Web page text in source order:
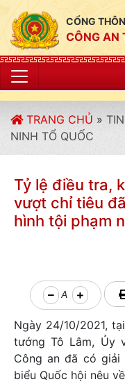
CỔNG
CÔNG AN
TRANG CHỦ »
NINH TỔ QUỐC
Tỷ lệ điều tra,
vượt chỉ tiêu
hình tội phạm
A
Ngày 24/10/2021,
tướng Tô Lâm, Ủy
Công an đã có
biểu Quốc hội nêu